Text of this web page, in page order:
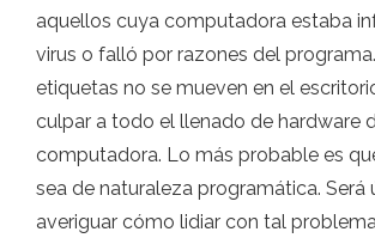
aquellos cuya computadora estaba
virus o falló por razones del
etiquetas no se mueven en el
culpar a todo el llenado de hardware
computadora. Lo más probable es
sea de naturaleza programática. Será
averiguar cómo lidiar con tal